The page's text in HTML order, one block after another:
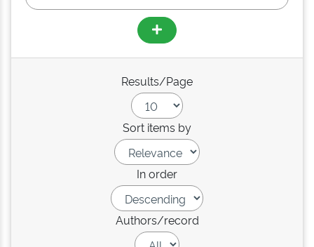
Results/Page
Sort items by
In order
Authors/record